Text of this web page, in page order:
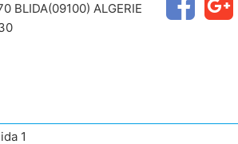
BLIDA(09100) ALGERIE
1